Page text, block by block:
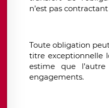
n’est pas contractant
Toute obligation
titre exceptionnelle
estime que
engagements.